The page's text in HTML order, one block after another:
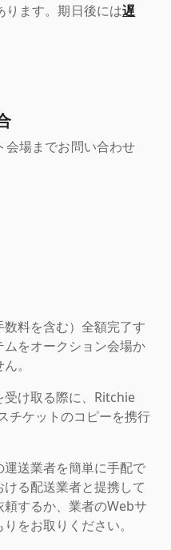
ります。期日後には遅
会場までお問い合わせ
料を含む）全額完了す
をオークション会場か
。
受け取る際に、Ritchie
チケットのコピーを携行
送業者を簡単に手配で
る配送業者と提携して
するか、業者のWebサ
をお取りください。